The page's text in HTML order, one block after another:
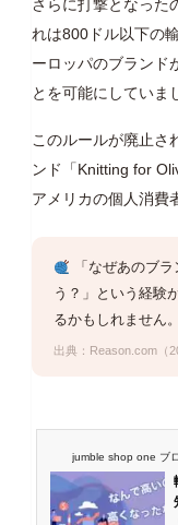
さらに打撃となった
れは800ドル以下の
ーロッパのブランド
とを可能にしていま
このルールが廃止さ
ンド「Knitting for
アメリカの個人消費
「なぜあのブ
う？」という経験
るかもしれません。
出典：Reason.com（
jumble shop one ブ